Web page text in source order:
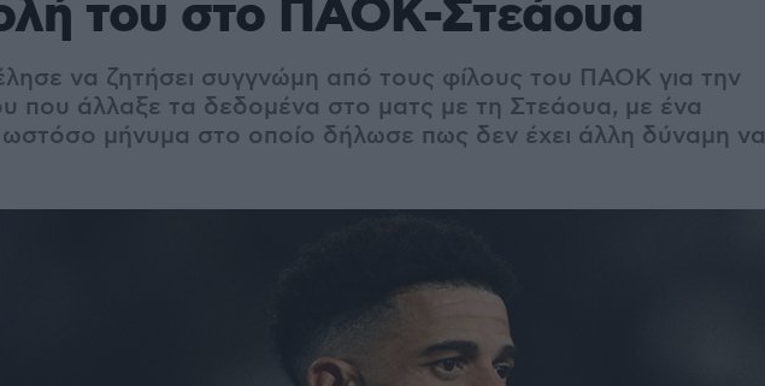
του στο ΠΑΟΚ-Στεάουα
να ζητήσει συγγνώμη από τους φίλους του ΠΑΟΚ για την
που άλλαξε τα δεδομένα στο ματς με τη Στεάουα, με ένα
ωστόσο μήνυμα στο οποίο δήλωσε πως δεν έχει άλλη δύναμη να